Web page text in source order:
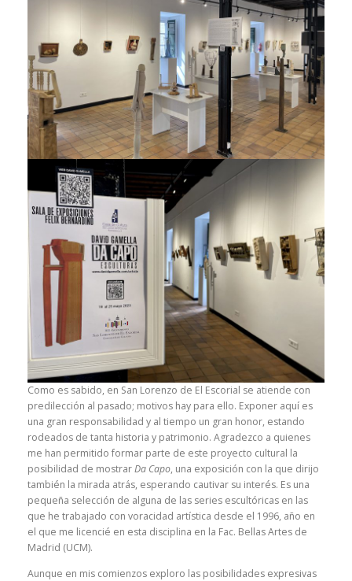
Como es sabido, en San Lorenzo de El Escorial se atiende con
predilección al pasado; motivos hay para ello. Exponer aquí es
una gran responsabilidad y al tiempo un gran honor, estando
rodeados de tanta historia y patrimonio. Agradezco a quienes
me han permitido formar parte de este proyecto cultural la
posibilidad de mostrarDa Capo, una exposición con la que dirijo
también la mirada atrás, esperando cautivar su interés. Es una
pequeña selección de alguna de las series escultóricas en las
que he trabajado con voracidad artística desde el 1996, año en
el que me licencié en esta disciplina en la Fac. Bellas Artes de
Madrid (UCM).
Aunque en mis comienzos exploro las posibilidades expresivas